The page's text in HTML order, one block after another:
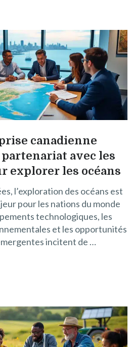
canadienne
avec les
explorer les océans
l’exploration des océans est
pour les nations du monde
technologiques, les
et les opportunités
incitent de …